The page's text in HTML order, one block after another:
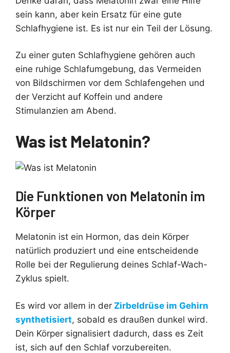
sein kann, aber kein Ersatz für eine gute
Schlafhygiene ist. Es ist nur ein Teil der Lösung.
Zu einer guten Schlafhygiene gehören auch
eine ruhige Schlafumgebung, das Vermeiden
von Bildschirmen vor dem Schlafengehen und
der Verzicht auf Koffein und andere
Stimulanzien am Abend.
Was ist Melatonin?
Die Funktionen von Melatonin im
Körper
Melatonin ist ein Hormon, das dein Körper
natürlich produziert und eine entscheidende
Rolle bei der Regulierung deines Schlaf-Wach-
Zyklus spielt.
Es wird vor allem in der Zirbeldrüse im Gehirn
synthetisiert, sobald es draußen dunkel wird.
Dein Körper signalisiert dadurch, dass es Zeit
ist, sich auf den Schlaf vorzubereiten.